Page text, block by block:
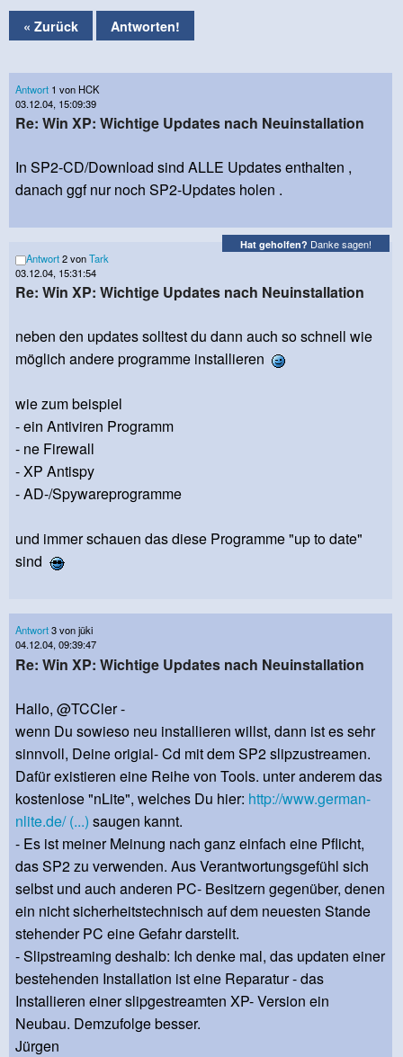
« Zurück Antworten!
Antwort 1 von HCK
03.12.04, 15:09:39
Re: Win XP: Wichtige Updates nach Neuinstallation
In SP2-CD/Download sind ALLE Updates enthalten ,
danach ggf nur noch SP2-Updates holen .
Hat geholfen? Danke sagen!
Antwort2 vonTark
03.12.04, 15:31:54
Re: Win XP: Wichtige Updates nach Neuinstallation
neben den updates solltest du dann auch so schnell wie
möglich andere programme installieren
wie zum beispiel
- ein Antiviren Programm
- ne Firewall
- XP Antispy
- AD-/Spywareprogramme
und immer schauen das diese Programme "up to date"
sind
Antwort3 von jüki
04.12.04, 09:39:47
Re: Win XP: Wichtige Updates nach Neuinstallation
Hallo, @TCCler -
wenn Du sowieso neu installieren willst, dann ist es sehr
sinnvoll, Deine origial- Cd mit dem SP2 slipzustreamen.
Dafür existieren eine Reihe von Tools. unter anderem das
kostenlose "nLite", welches Du hier: http://www.german-
nlite.de/ (...) saugen kannt.
- Es ist meiner Meinung nach ganz einfach eine Pflicht,
das SP2 zu verwenden. Aus Verantwortungsgefühl sich
selbst und auch anderen PC- Besitzern gegenüber, denen
ein nicht sicherheitstechnisch auf dem neuesten Stande
stehender PC eine Gefahr darstellt.
- Slipstreaming deshalb: Ich denke mal, das updaten einer
bestehenden Installation ist eine Reparatur - das
Installieren einer slipgestreamten XP- Version ein
Neubau. Demzufolge besser.
Jürgen